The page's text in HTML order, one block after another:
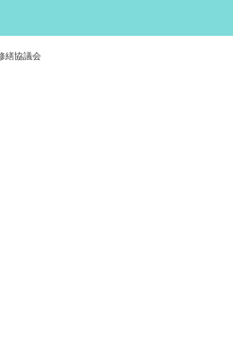
ナー】横須賀セミナー開催
繕協議会